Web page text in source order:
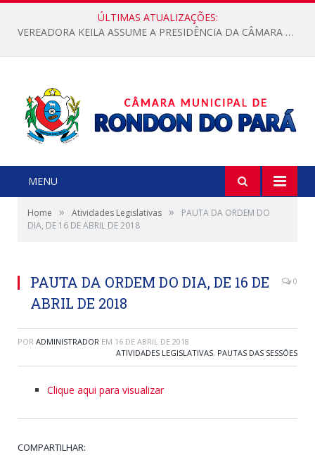
ÚLTIMAS ATUALIZAÇÕES:
VEREADORA KEILA ASSUME A PRESIDÊNCIA DA CÂMARA MUNICIPAL.
MENU
Home » Atividades Legislativas »
PAUTA DA ORDEM DO
DIA, DE 16 DE ABRIL DE 2018
PAUTA DA ORDEM DO DIA, DE 16 DE
ABRIL DE 2018
0
POR ADMINISTRADOR EM 16 DE ABRIL DE 2018
ATIVIDADES LEGISLATIVAS, PAUTAS DAS SESSÕES
Clique aqui para visualizar
COMPARTILHAR: